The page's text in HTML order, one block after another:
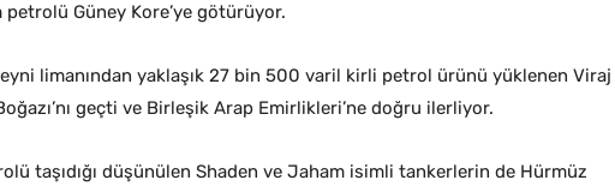
petrolü Güney Kore’ye götürüyor.
limanından yaklaşık 27 bin 500 varil kirli petrol ürünü yüklenen Viraj
geçti ve Birleşik Arap Emirlikleri’ne doğru ilerliyor.
taşıdığı düşünülen Shaden ve Jaham isimli tankerlerin de Hürmüz